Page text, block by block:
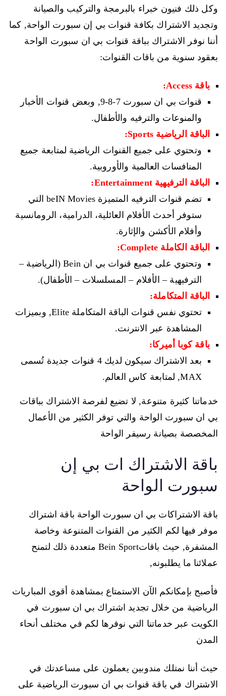
وكل ذلك فنيون خبراء بالبرمجة والتركيب والصيانة
وتجديد الاشتراك بكافة قنوات بي إن سبورت الواحة, كما
أننا نوفر الاشتراك بباقة قنوات بي ان سبورت الواحة
بعقود سنوية من باقات القنوات:
باقة Access:
قنوات بي ان سبورت 7-8-9, وبعض قنوات الأخبار
والمنوعات والترفيه والأطفال.
الباقة الرياضية Sports:
وتحتوي على جميع القنوات الرياضية لمتابعة جميع
المنافسات العالمية والأوروبية.
الباقة الترفيهية Entertainment:
تضم قنوات الترفيه المتميزة beIN Movies التي
ستوفر أحدث الأفلام العائلية، الدرامية، الرومانسية
وأفلام الأكشن والإثارة.
الباقة الكاملة Complete:
وتحتوي على جميع قنوات بي ان Bein (الرياضية –
الترفيهية – الأفلام – المسلسلات – الأطفال).
الباقة المتكاملة:
تحتوي نفس قنوات الباقة المتكاملة Elite, وبميزات
المشاهدة عبر الانترنت.
باقة كوبا أميركا:
بعد الاشتراك سيكون لديك 4 قنوات جديدة تُسمى
MAX, لمتابعة كاس العالم.
خدماتنا كثيرة متنوعة, لا تضيع لفرصة الاشتراك بباقات
بي ان سبورت الواحة والتي توفر الكثير من الأعمال
المخصصة بصيانة رسيفر الواحة
باقة الاشتراك ات بي إن
سبورت الواحة
باقة الاشتراكات بي ان سبورت الواحة باقة اشتراك
موفر فيها لكم الكثير من القنوات المتنوعة وخاصة
المشفرة, حيث باقاتBein Sport متعددة ذلك لتمنح
عملائنا ما يطلبونه,
فأصبح بإمكانكم الآن الاستمتاع بمشاهدة أقوى المباريات
الرياضية من خلال تجديد اشتراك بي ان سبورت في
الكويت عبر خدماتنا التي نوفرها لكم في مختلف أنحاء
المدن
حيث أننا نمتلك مندوبين يعملون على مساعدتك في
الاشتراك في باقة قنوات بي ان سبورت الرياضية على